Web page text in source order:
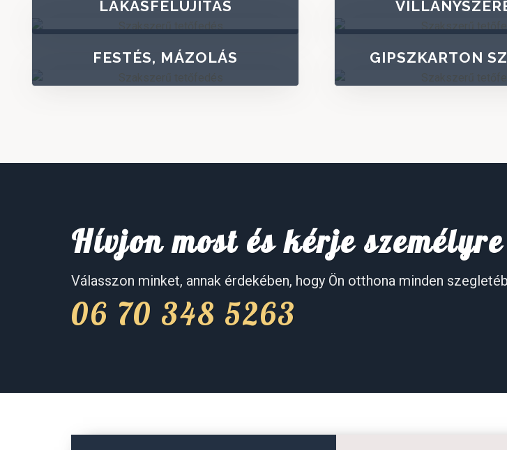
LAKÁSFELÚJÍTÁS
FESTÉS, MÁZOLÁS GIPSZKARTON
Hívjon most és kérje
Válasszon minket, annak érdekében, hogy Ön otthona minden
06 70 348 5263